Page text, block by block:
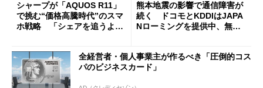
シャープが「AQUOS R11」
で挑む“価格高騰時代”のスマ
ホ戦略 「シェアを追うより
熊本地震の影響で通信障害が
続く ドコモとKDDIはJAPA
Nローミングを提供中、無料
全経営者・個人事業主が作るべき「圧倒的コス
パのビジネスカード」